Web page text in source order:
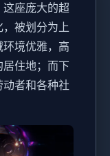
座庞大的超
被划分为上
境优雅，高
住地；而下
者和各种社